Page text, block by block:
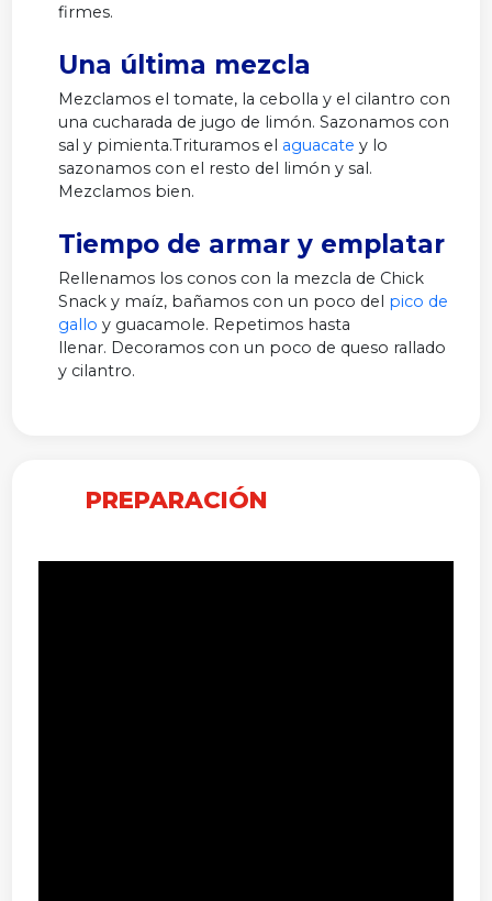
firmes.
Una última mezcla
Mezclamos el tomate, la cebolla y el cilantro con
una cucharada de jugo de limón. Sazonamos con
sal y pimienta.Trituramos el aguacate y lo
sazonamos con el resto del limón y sal.
Mezclamos bien.
Tiempo de armar y emplatar
Rellenamos los conos con la mezcla de Chick
Snack y maíz, bañamos con un poco del pico de
gallo y guacamole. Repetimos hasta
llenar. Decoramos con un poco de queso rallado
y cilantro.
PREPARACIÓN